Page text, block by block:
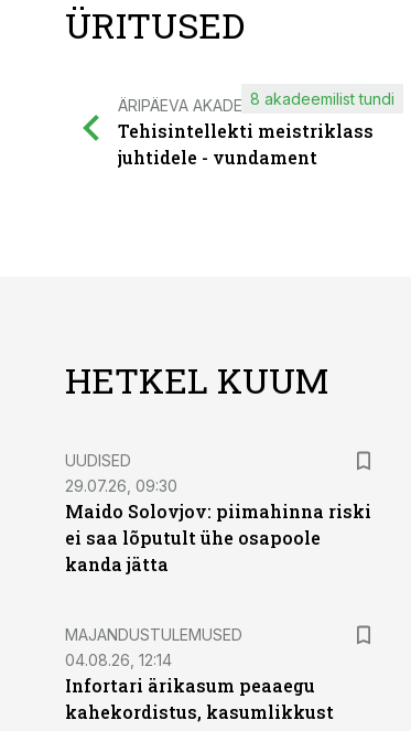
ÜRITUSED
ÄRIPÄEVA AKADEEMIA
Tehisintellekti meistriklass
juhtidele - vundament
8 akadeemilist tundi
HETKEL KUUM
UUDISED
29.07.26, 09:30
Maido Solovjov: piimahinna riski
ei saa lõputult ühe osapoole
kanda jätta
MAJANDUSTULEMUSED
04.08.26, 12:14
Infortari ärikasum peaaegu
kahekordistus, kasumlikkust